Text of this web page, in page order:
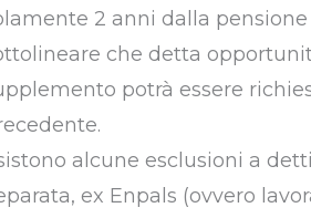
2 anni dalla
che detta
potrà essere
alcune esclusioni a
ex Enpals (ovvero